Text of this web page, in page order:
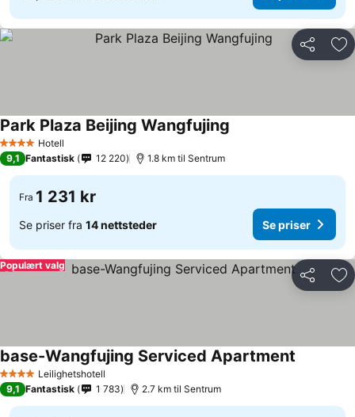
Del
4 StjernerHotell
Park Plaza Beijing Wangfujing
9,1 Fantastisk 12 220 1.8 km til Sentrum
Fra 1 231 kr
Se priser fra 14 nettsteder Se priser
Del
Populært valg
4 StjernerLeilighetshotell
base-Wangfujing Serviced Apartment
9,1 Fantastisk 1 783 2.7 km til Sentrum